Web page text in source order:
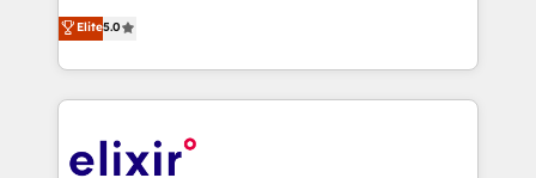
revenue automation 🏢 Real Estate: deal pipelines;
portfolio and lifecycle management 🏭
HIPAA-aware; CASL-compliant; GDPR-ready
consultancy. Our focus is on enterprise and mid-
market B2B companies globally that want a strategic
approach to execute their goals through creative
applications of our solutions; Technical HubSpot
Design, Migrations + Integrations. Mole Street’s
Elite5.0